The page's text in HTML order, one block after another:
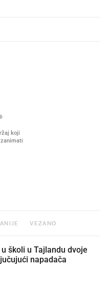
VEZANO
školi u Tajlandu dvoje
napadača